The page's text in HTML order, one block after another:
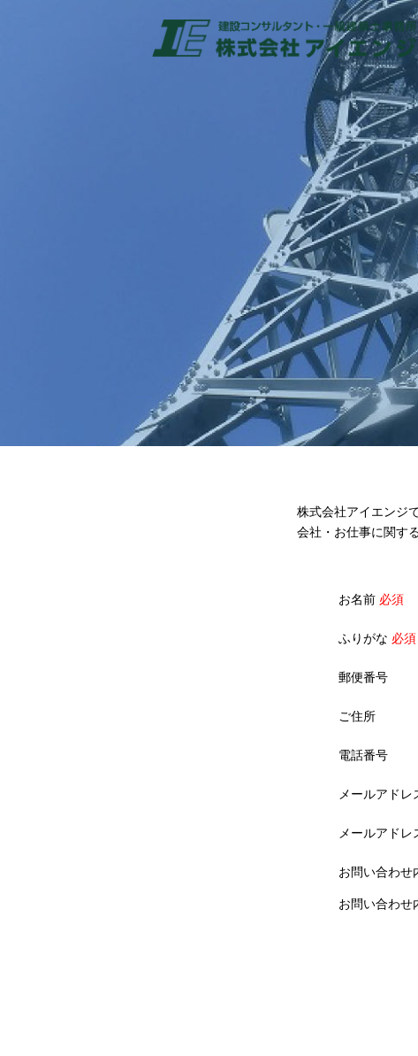
株式会社アイエンジ
会社・お仕事に関す
お名前 必須
ふりがな 必須
郵便番号
ご住所
電話番号
メールアドレ
メールアドレ
お問い合わせ
お問い合わせ